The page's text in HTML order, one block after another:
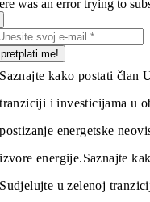
was an error trying to
pretplati me!
Saznajte kako postati član
tranziciji i investicijama u
postizanje energetske
izvore energije.Saznajte
Sudjelujte u zelenoj